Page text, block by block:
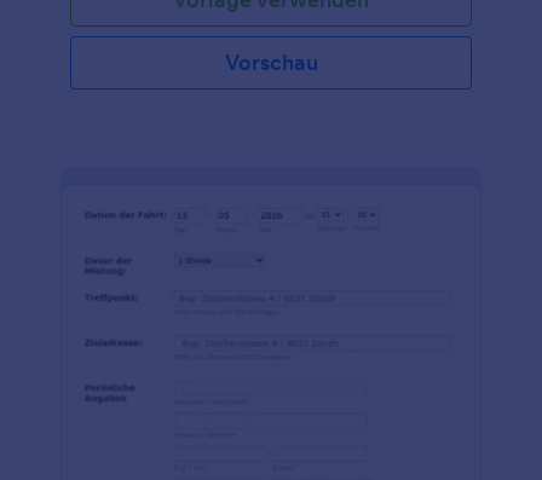
können, dass ihre Reservierung abgeschlossen ist.
Vorschau